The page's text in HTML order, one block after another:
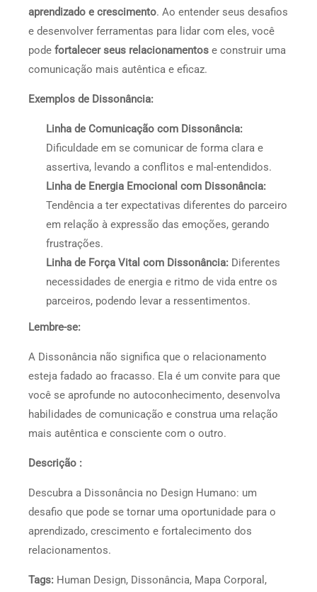
aprendizado e crescimento. Ao entender seus desafios
e desenvolver ferramentas para lidar com eles, você
pode fortalecer seus relacionamentos e construir uma
comunicação mais autêntica e eficaz.
Exemplos de Dissonância:
Linha de Comunicação com Dissonância:
Dificuldade em se comunicar de forma clara e
assertiva, levando a conflitos e mal-entendidos.
Linha de Energia Emocional com Dissonância:
Tendência a ter expectativas diferentes do parceiro
em relação à expressão das emoções, gerando
frustrações.
Linha de Força Vital com Dissonância: Diferentes
necessidades de energia e ritmo de vida entre os
parceiros, podendo levar a ressentimentos.
Lembre-se:
A Dissonância não significa que o relacionamento
esteja fadado ao fracasso. Ela é um convite para que
você se aprofunde no autoconhecimento, desenvolva
habilidades de comunicação e construa uma relação
mais autêntica e consciente com o outro.
Descrição :
Descubra a Dissonância no Design Humano: um
desafio que pode se tornar uma oportunidade para o
aprendizado, crescimento e fortalecimento dos
relacionamentos.
Tags: Human Design, Dissonância, Mapa Corporal,